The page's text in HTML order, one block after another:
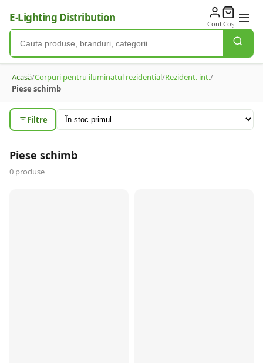
E-Lighting Distribution ContCoș
Acasă/Corpuri pentru iluminatul rezidential/Rezident. int./
Piese schimb
Filtre
Piese schimb
0 produse